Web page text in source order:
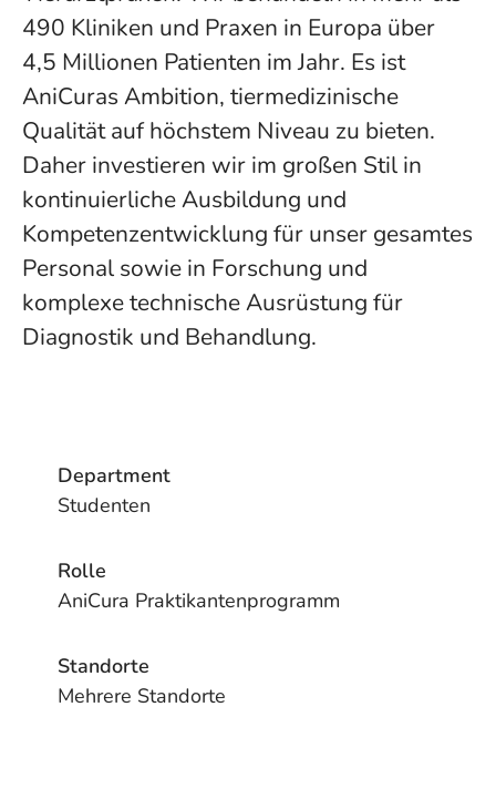
490 Kliniken und Praxen in Europa über
4,5 Millionen Patienten im Jahr. Es ist
AniCuras Ambition, tiermedizinische
Qualität auf höchstem Niveau zu bieten.
Daher investieren wir im großen Stil in
kontinuierliche Ausbildung und
Kompetenzentwicklung für unser gesamtes
Personal sowie in Forschung und
komplexe technische Ausrüstung für
Diagnostik und Behandlung.
Department
Studenten
Rolle
AniCura Praktikantenprogramm
Standorte
Mehrere Standorte